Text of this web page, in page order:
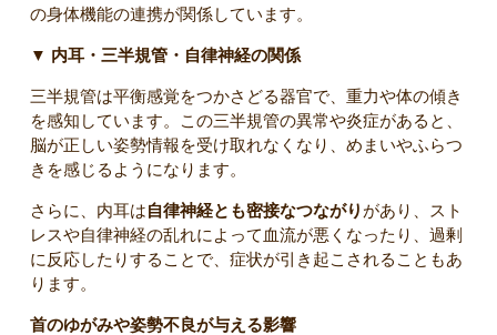
の身体機能の連携が関係しています。
▼ 内耳・三半規管・自律神経の関係
三半規管は平衡感覚をつかさどる器官で、重力や体の傾き
を感知しています。この三半規管の異常や炎症があると、
脳が正しい姿勢情報を受け取れなくなり、めまいやふらつ
きを感じるようになります。
さらに、内耳は自律神経とも密接なつながり があり、スト
レスや自律神経の乱れによって血流が悪くなったり、過剰
に反応したりすることで、症状が引き起こされることもあ
ります。
首のゆがみや姿勢不良が与える影響